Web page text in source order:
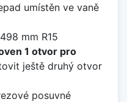
umístěn ve vaně
mm R15
1 otvor pro
ještě druhý otvor
posuvné